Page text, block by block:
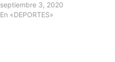
el jugador se quede
finalmente un año más en
septiembre 3, 2020
En «DEPORTES»